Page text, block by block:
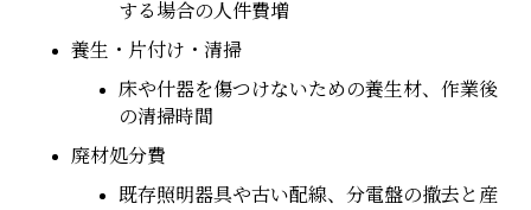
する場合の人件費増
養生・片付け・清掃
床や什器を傷つけないための養生材、作業後
の清掃時間
廃材処分費
既存照明器具や古い配線、分電盤の撤去と産